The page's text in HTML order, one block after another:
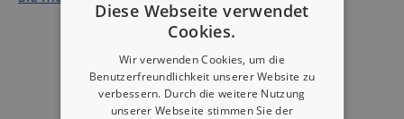
Diese Webseite verwendet
Cookies.
Wir verwenden Cookies, um die
Benutzerfreundlichkeit unserer Website zu
verbessern. Durch die weitere Nutzung
unserer Webseite stimmen Sie der